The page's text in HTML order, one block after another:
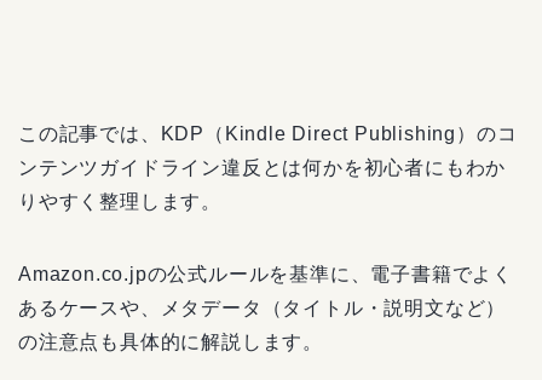
この記事では、KDP（Kindle Direct Publishing）のコ
ンテンツガイドライン違反とは何かを初心者にもわか
りやすく整理します。
Amazon.co.jpの公式ルールを基準に、電子書籍でよく
あるケースや、メタデータ（タイトル・説明文など）
の注意点も具体的に解説します。